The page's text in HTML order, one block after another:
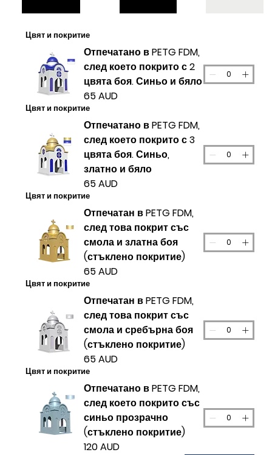
Цвят и покритие
Отпечатано в PETG FDM,
след което покрито с 2
цвята боя. Синьо и бяло
65 AUD
Цвят и покритие
Отпечатано в PETG FDM,
след което покрито с 3
цвята боя. Синьо,
златно и бяло
65 AUD
Цвят и покритие
Отпечатан в PETG FDM,
след това покрит със
смола и златна боя
(стъклено покритие)
65 AUD
Цвят и покритие
Отпечатан в PETG FDM,
след това покрит със
смола и сребърна боя
(стъклено покритие)
65 AUD
Цвят и покритие
Отпечатано в PETG FDM,
след което покрито със
синьо прозрачно
(стъклено покритие)
120 AUD